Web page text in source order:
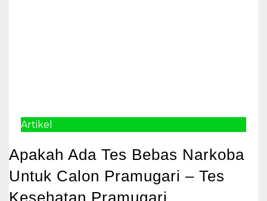
Artikel
Apakah Ada Tes Bebas Narkoba
Untuk Calon Pramugari – Tes
Kesehatan Pramugari